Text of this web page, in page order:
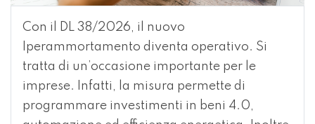
Con il DL 38/2026, il nuovo
Iperammortamento diventa operativo. Si
tratta di un’occasione importante per le
imprese. Infatti, la misura permette di
programmare investimenti in beni 4.0,